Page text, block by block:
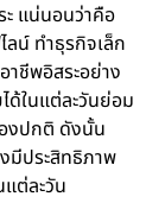
แน่นอนว่าคือ
ลน์ ทำธุรกิจเล็ก
ชีพอิสระอย่าง
ด้ในแต่ละวันย่อม
งปกติ ดังนั้น
มีประสิทธิภาพ
ต่ละวัน